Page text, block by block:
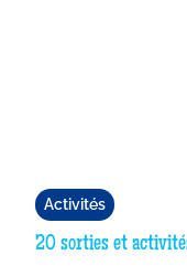
Activités
20 sorties et